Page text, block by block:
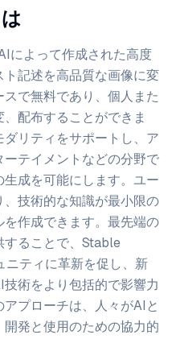
によって作成された高度
記述を高品質な画像に変
で無料であり、個人また
配布することができま
リティをサポートし、ア
テイメントなどの分野で
成を可能にします。ユー
技術的な知識が最小限の
作成できます。最先端の
することで、Stable
ティに革新を促し、新
術をより包括的で影響力
プローチは、人々がAIと
発と使用のための協力的